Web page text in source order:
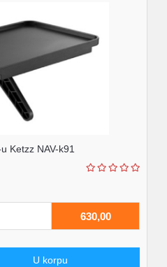
Ketzz NAV-k91
630,00
U korpu